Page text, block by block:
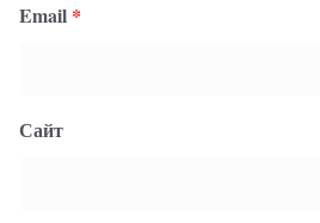
Email *
Сайт